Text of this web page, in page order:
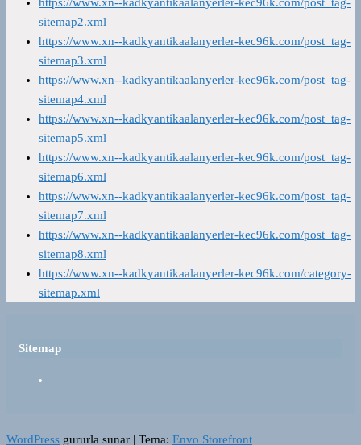
sitemap2.xml
https://www.xn--kadkyantikaalanyerler-kec96k.com/post_tag-
sitemap3.xml
https://www.xn--kadkyantikaalanyerler-kec96k.com/post_tag-
sitemap4.xml
https://www.xn--kadkyantikaalanyerler-kec96k.com/post_tag-
sitemap5.xml
https://www.xn--kadkyantikaalanyerler-kec96k.com/post_tag-
sitemap6.xml
https://www.xn--kadkyantikaalanyerler-kec96k.com/post_tag-
sitemap7.xml
https://www.xn--kadkyantikaalanyerler-kec96k.com/post_tag-
sitemap8.xml
https://www.xn--kadkyantikaalanyerler-kec96k.com/category-
sitemap.xml
Sitemap
WordPress gururla sunar | Tema: Envo Storefront